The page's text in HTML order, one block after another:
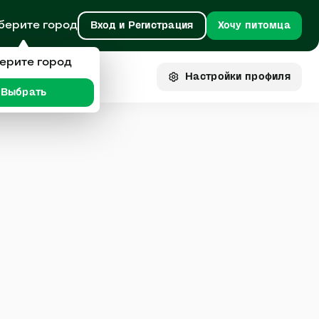
город Вход и Регистрация Хочу питомца
Настройки профиля
город
Выбрать